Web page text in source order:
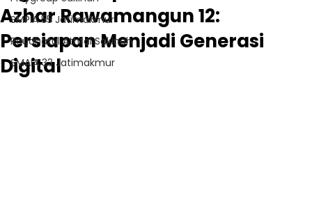
SMPIA 55 Jatimakmur
Raudhatul Athfal Sakinah
SMAIA 33 Jatimakmur
Azhar Rawamangun 12:
Persiapan Menjadi Generasi
Digital